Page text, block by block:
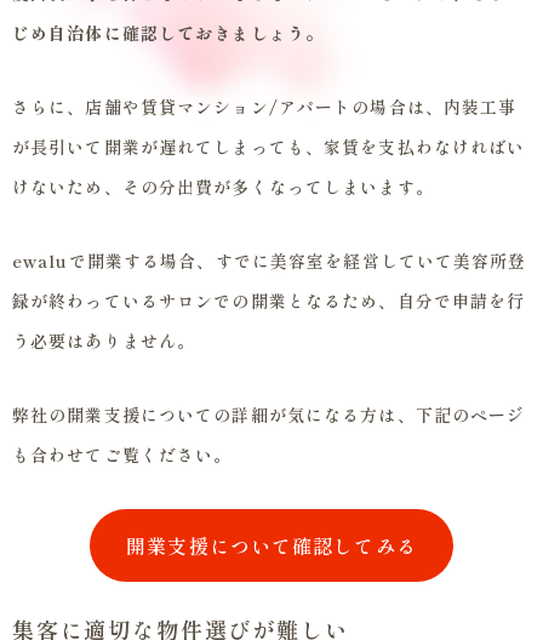
じめ自治体に確認しておきましょう。
さらに、店舗や賃貸マンション/アパートの場合は、内装工事
が長引いて開業が遅れてしまっても、家賃を支払わなければい
けないため、その分出費が多くなってしまいます。
ewaluで開業する場合、すでに美容室を経営していて美容所登
録が終わっているサロンでの開業となるため、自分で申請を行
う必要はありません。
弊社の開業支援についての詳細が気になる方は、下記のページ
も合わせてご覧ください。
開業支援について確認してみる
集客に適切な物件選びが難しい